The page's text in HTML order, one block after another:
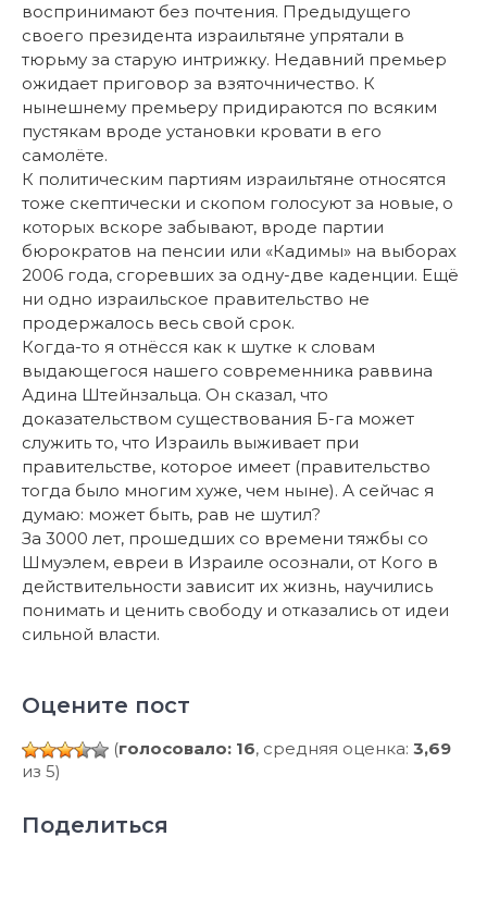
воспринимают без почтения. Предыдущего
своего президента израильтяне упрятали в
тюрьму за старую интрижку. Недавний премьер
ожидает приговор за взяточничество. К
нынешнему премьеру придираются по всяким
пустякам вроде установки кровати в его
самолёте.
К политическим партиям израильтяне относятся
тоже скептически и скопом голосуют за новые, о
которых вскоре забывают, вроде партии
бюрократов на пенсии или «Кадимы» на выборах
2006 года, сгоревших за одну-две каденции. Ещё
ни одно израильское правительство не
продержалось весь свой срок.
Когда-то я отнёсся как к шутке к словам
выдающегося нашего современника раввина
Адина Штейнзальца. Он сказал, что
доказательством существования Б-га может
служить то, что Израиль выживает при
правительстве, которое имеет (правительство
тогда было многим хуже, чем ныне). А сейчас я
думаю: может быть, рав не шутил?
За 3000 лет, прошедших со времени тяжбы со
Шмуэлем, евреи в Израиле осознали, от Кого в
действительности зависит их жизнь, научились
понимать и ценить свободу и отказались от идеи
сильной власти.
Оцените пост
(голосовало: 16, средняя оценка: 3,69
из 5)
Поделиться